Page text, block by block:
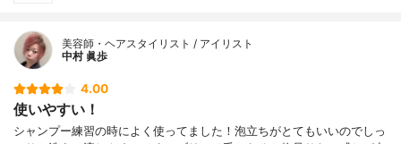
美容師・ヘアスタイリスト / アイリスト
中村 眞歩
4.00
使いやすい！
シャンプー練習の時によく使ってました！泡立ちがとてもいいのでしっ